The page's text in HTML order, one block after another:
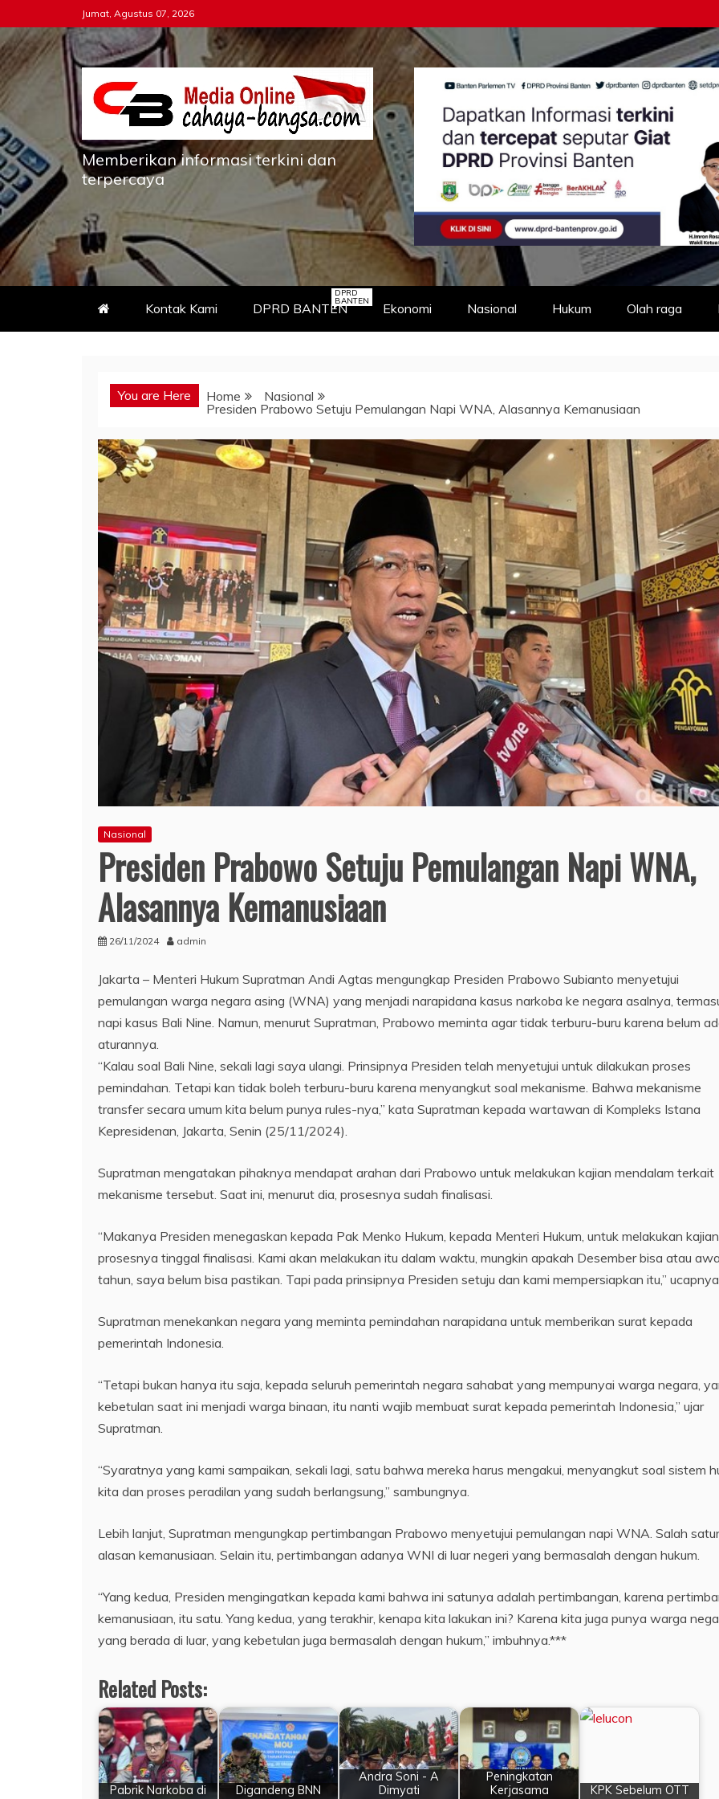
to
content
Jumat, Agustus 07, 2026
Memberikan informasi terkini dan
terpercaya
Kontak Kami DPRD BANTEN
DPRD
BANTEN Ekonomi Nasional Hukum Olah raga
You are Here Home
Nasional
Presiden Prabowo Setuju Pemulangan Napi WNA, Alasannya Kemanusiaan
Nasional
Presiden Prabowo Setuju Pemulangan Napi WNA,
Alasannya Kemanusiaan
26/11/2024 admin
Jakarta – Menteri Hukum Supratman Andi Agtas mengungkap Presiden Prabowo Subianto menyetujui
pemulangan warga negara asing (WNA) yang menjadi narapidana kasus narkoba ke negara asalnya,
napi kasus Bali Nine. Namun, menurut Supratman, Prabowo meminta agar tidak terburu-buru karena belum
aturannya.
“Kalau soal Bali Nine, sekali lagi saya ulangi. Prinsipnya Presiden telah menyetujui untuk dilakukan proses
pemindahan. Tetapi kan tidak boleh terburu-buru karena menyangkut soal mekanisme. Bahwa mekanisme
transfer secara umum kita belum punya rules-nya,” kata Supratman kepada wartawan di Kompleks Istana
Kepresidenan, Jakarta, Senin (25/11/2024).
Supratman mengatakan pihaknya mendapat arahan dari Prabowo untuk melakukan kajian mendalam terkait
mekanisme tersebut. Saat ini, menurut dia, prosesnya sudah finalisasi.
“Makanya Presiden menegaskan kepada Pak Menko Hukum, kepada Menteri Hukum, untuk melakukan kajian,
prosesnya tinggal finalisasi. Kami akan melakukan itu dalam waktu, mungkin apakah Desember bisa atau
tahun, saya belum bisa pastikan. Tapi pada prinsipnya Presiden setuju dan kami mempersiapkan itu,” ucapnya.
Supratman menekankan negara yang meminta pemindahan narapidana untuk memberikan surat kepada
pemerintah Indonesia.
“Tetapi bukan hanya itu saja, kepada seluruh pemerintah negara sahabat yang mempunyai warga negara,
kebetulan saat ini menjadi warga binaan, itu nanti wajib membuat surat kepada pemerintah Indonesia,” ujar
Supratman.
“Syaratnya yang kami sampaikan, sekali lagi, satu bahwa mereka harus mengakui, menyangkut soal sistem
kita dan proses peradilan yang sudah berlangsung,” sambungnya.
Lebih lanjut, Supratman mengungkap pertimbangan Prabowo menyetujui pemulangan napi WNA. Salah
alasan kemanusiaan. Selain itu, pertimbangan adanya WNI di luar negeri yang bermasalah dengan hukum.
“Yang kedua, Presiden mengingatkan kepada kami bahwa ini satunya adalah pertimbangan, karena
kemanusiaan, itu satu. Yang kedua, yang terakhir, kenapa kita lakukan ini? Karena kita juga punya warga
yang berada di luar, yang kebetulan juga bermasalah dengan hukum,” imbuhnya.***
Related Posts:
Pabrik Narkoba di
Digandeng BNN
Andra Soni - A
Dimyati
Peningkatan
Kerjasama
KPK Sebelum OTT